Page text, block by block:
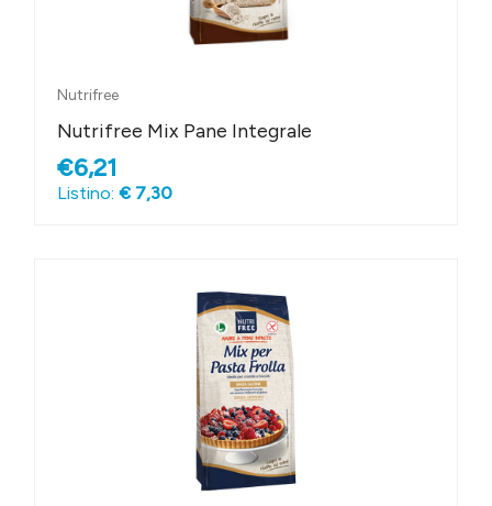
Nutrifree
Nutrifree Mix Pane Integrale
€6,21
Listino: € 7,30